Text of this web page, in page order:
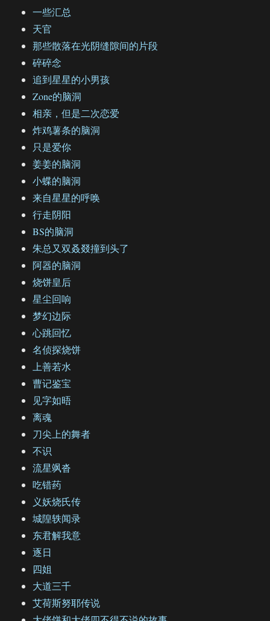
一些汇总
天官
那些散落在光阴缝隙间的片段
碎碎念
追到星星的小男孩
Zone的脑洞
相亲，但是二次恋爱
炸鸡薯条的脑洞
只是爱你
姜姜的脑洞
小蝶的脑洞
来自星星的呼唤
行走阴阳
BS的脑洞
朱总又双叒叕撞到头了
阿器的脑洞
烧饼皇后
星尘回响
梦幻边际
心跳回忆
名侦探烧饼
上善若水
曹记鉴宝
见字如晤
离魂
刀尖上的舞者
不识
流星飒沓
吃错药
义妖烧氏传
城隍轶闻录
东君解我意
逐日
四姐
大道三千
艾荷斯努耶传说